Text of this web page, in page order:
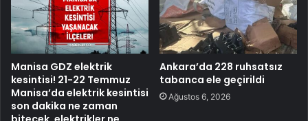
Manisa GDZ elektrik
kesintisi! 21-22 Temmuz
Manisa’da elektrik kesintisi
son dakika ne zaman
Ankara’da 228 ruhsatsız
tabanca ele geçirildi
Ağustos 6, 2026